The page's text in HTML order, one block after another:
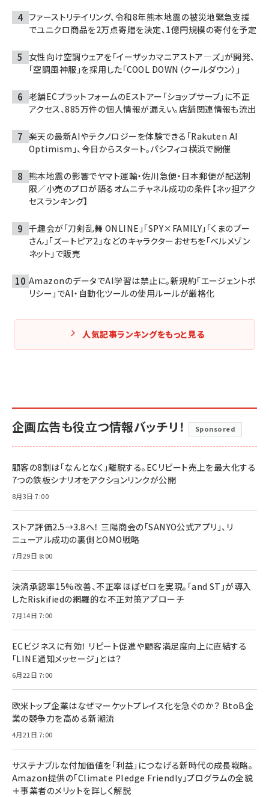
ファーストリテイリング、令和8年熊本地震の被災地緊急支援
でユニクロ商品を2万点寄贈を決定、1億円規模の寄付を予定
女性向け空調ウェアを「イーザッカマニアストア―ズ」が開発、
「空調風神服」を採用した「COOL DOWN（クールダウン）」
老舗ECプラットフォームのEストアー「ショップサーブ」に不正
アクセス、885万件の個人情報が漏えい。店舗関連情報も流出
楽天の最新AIやテクノロジーを体験できる「Rakuten AI
Optimism」、今日からスタート。パシフィコ横浜で開催
熊本地震の影響でヤマト運輸・佐川急便・日本郵便が配送制
限／小売のプロが語るオムニチャネル成功の条件【ネッ担アク
セスランキング】
千趣会が「刀剣乱舞 ONLINE」「SPY×FAMILY」「くまのプー
さん」「ズートピア2」などのキャラクターおせちを「ベルメゾン
ネット」で販売
AmazonのデータでAI学習は禁止に。新規約「エージェントポ
リシー」でAI・自動化ツールの使用ルールが厳格化
人気記事ランキングをもっと見る
企画広告も役立つ情報バッチリ！ Sponsored
顧客の8割は「なんとなく」離脱する。ECリピート売上を最大化する
7つの鉄板シナリオをアクションリンクが公開
8月3日 7:00
ストア評価2.5→3.8へ！ 三陽商会の「SANYO公式アプリ」、リ
ニューアル成功の裏側とOMO戦略
7月29日 8:00
決済承認率15%改善、不正率ほぼゼロを実現。「and ST」が導入
したRiskifiedの網羅的な不正対策アプローチ
7月14日 7:00
ECビジネスに有効！ リピート促進や顧客満足度向上に直結する
「LINE通知メッセージ」とは？
6月22日 7:00
欧米トップ企業はなぜマーケットプレイス化を急ぐのか？ BtoB企
業の競争力を高める新潮流
4月21日 7:00
サステナブルな付加価値を「利益」につなげる新時代の成長戦略。
Amazon提供の「Climate Pledge Friendly」プログラムの全貌
＋事業者のメリットを詳しく解説